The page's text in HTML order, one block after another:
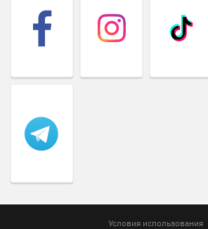
Условия использования